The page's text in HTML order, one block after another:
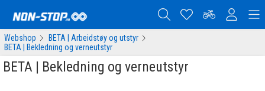
Webshop
BETA | Arbeidstøy og utstyr
BETA | Bekledning og verneutstyr
BETA | Bekledning og verneutstyr